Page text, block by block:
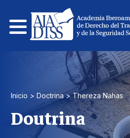
contenido
Inicio > Doctrina > Thereza Nahas
Doutrina